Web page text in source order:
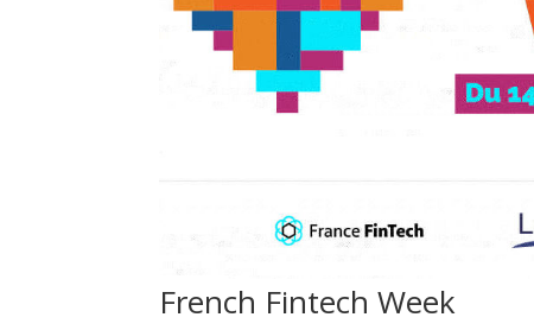
French Fintech Week